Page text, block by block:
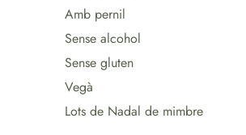
Amb pernil
Sense alcohol
Sense gluten
Vegà
Lots de Nadal de mimbre